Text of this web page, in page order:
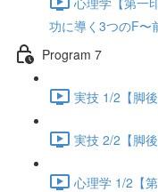
功に導く3つのF〜
Program 7
実技 1/2【脚
実技 2/2【脚
心理学 1/2【